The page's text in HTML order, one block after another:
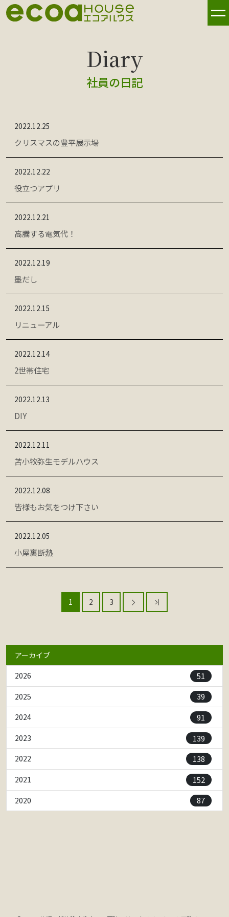
社員の日記
2022.12.25
クリスマスの豊平展示場
2022.12.22
役立つアプリ
2022.12.21
高騰する電気代！
2022.12.19
墨だし
2022.12.15
リニューアル
2022.12.14
2世帯住宅
2022.12.13
DIY
2022.12.11
苫小牧弥生モデルハウス
2022.12.08
皆様もお気をつけ下さい
2022.12.05
小屋裏断熱
1 2 3
アーカイブ
2026
51
2025 39
2024 91
2023 139
2022 138
2021 152
2020 87